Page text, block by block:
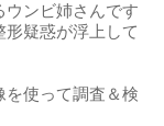
ウンビ姉さんです
疑惑が浮上して
使って調査＆検